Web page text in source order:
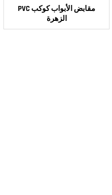
PVC مقابض الأبواب كوكب
الزهرة